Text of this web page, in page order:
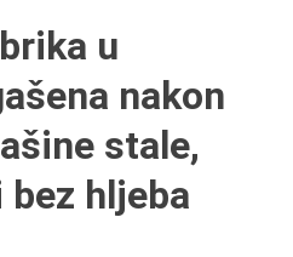
u
nakon
stale,
hljeba